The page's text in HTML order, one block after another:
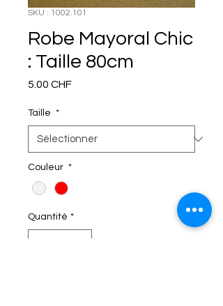
SKU : 1002.101
Robe Mayoral Chic
: Taille 80cm
5.00 CHFPrix
Taille *
Couleur *
Quantité *